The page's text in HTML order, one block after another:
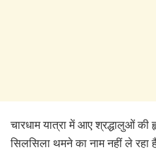
चारधाम यात्रा में आए श्रद्धालुओं की
सिलसिला थमने का नाम नहीं ले रहा